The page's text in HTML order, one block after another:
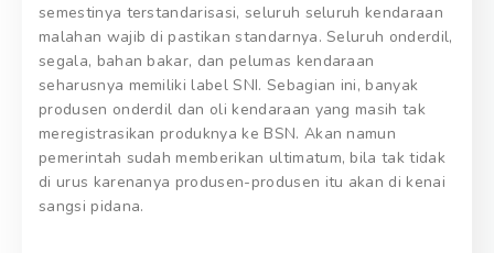
semestinya terstandarisasi, seluruh seluruh kendaraan
malahan wajib di pastikan standarnya. Seluruh onderdil,
segala, bahan bakar, dan pelumas kendaraan
seharusnya memiliki label SNI. Sebagian ini, banyak
produsen onderdil dan oli kendaraan yang masih tak
meregistrasikan produknya ke BSN. Akan namun
pemerintah sudah memberikan ultimatum, bila tak tidak
di urus karenanya produsen-produsen itu akan di kenai
sangsi pidana.